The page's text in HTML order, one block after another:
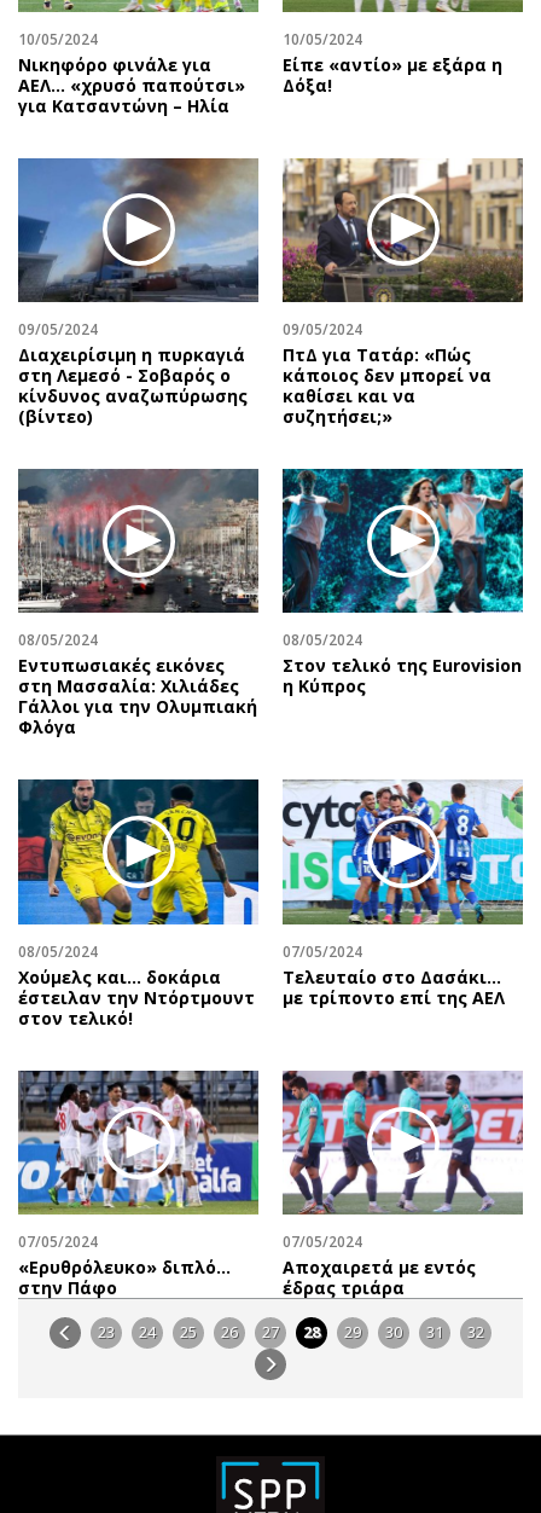
10/05/2024
Νικηφόρο φινάλε για
ΑΕΛ… «χρυσό παπούτσι»
για Κατσαντώνη – Ηλία
10/05/2024
Είπε «αντίο» με εξάρα η
Δόξα!
09/05/2024
Διαχειρίσιμη η πυρκαγιά
στη Λεμεσό - Σοβαρός ο
κίνδυνος αναζωπύρωσης
(βίντεο)
09/05/2024
ΠτΔ για Τατάρ: «Πώς
κάποιος δεν μπορεί να
καθίσει και να
συζητήσει;»
08/05/2024
Εντυπωσιακές εικόνες
στη Μασσαλία: Χιλιάδες
Γάλλοι για την Ολυμπιακή
Φλόγα
08/05/2024
Στον τελικό της Eurovision
η Κύπρος
08/05/2024
Χούμελς και... δοκάρια
έστειλαν την Ντόρτμουντ
στον τελικό!
07/05/2024
Τελευταίο στο Δασάκι…
με τρίποντο επί της ΑΕΛ
07/05/2024
«Ερυθρόλευκο» διπλό…
στην Πάφο
07/05/2024
Αποχαιρετά με εντός
έδρας τριάρα
23 24 25 26 27 28 29 30 31 32